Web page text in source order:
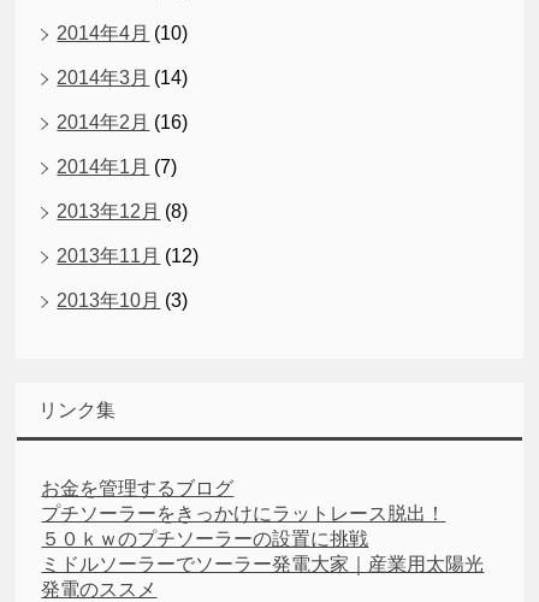
2014年4月 (10)
2014年3月 (14)
2014年2月 (16)
2014年1月 (7)
2013年12月 (8)
2013年11月 (12)
2013年10月 (3)
リンク集
お金を管理するブログ
プチソーラーをきっかけにラットレース脱出！
５０ｋｗのプチソーラーの設置に挑戦
ミドルソーラーでソーラー発電大家｜産業用太陽光
発電のススメ